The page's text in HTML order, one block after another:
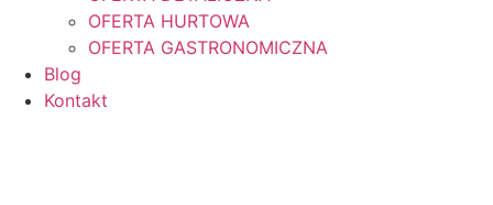
OFERTA HURTOWA
OFERTA GASTRONOMICZNA
Blog
Kontakt